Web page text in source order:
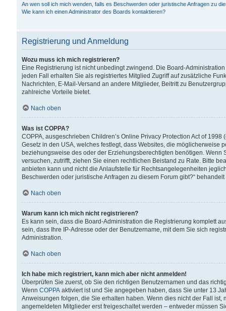
An wen soll ich mich wenden, falls es Beschwerden oder juristische Anfragen zu
Wie kann ich einen Administrator des Boards kontaktieren?
Registrierung und Anmeldung
Wozu muss ich mich registrieren?
Eine Registrierung ist nicht unbedingt zwingend. Die Board-
jeden Fall erhalten Sie als registriertes Mitglied Zugriff auf zusätzliche
Nachrichten, E-Mail-Versand an andere Mitglieder, Beitritt zu
zahlreiche Vorteile bietet.
Nach oben
Was ist COPPA?
COPPA, ausgeschrieben Children’s Online Privacy Protection Act of
Gesetz in den USA, welches festlegt, dass Websites, die
beziehungsweise des oder der Erziehungsberechtigten benötigen.
versuchen, zutrifft, ziehen Sie einen rechtlichen Beistand zu Rate. Bitte
anbieten kann und nicht die Anlaufstelle für Rechtsangelegenheiten
Beschwerden oder juristische Anfragen zu diesem Forum gibt?“
Nach oben
Warum kann ich mich nicht registrieren?
Es kann sein, dass die Board-Administration die Registrierung komplett
sein, dass Ihre IP-Adresse oder der Benutzername, mit dem Sie sich
Administration.
Nach oben
Ich habe mich registriert, kann mich aber nicht anmelden!
Überprüfen Sie zuerst, ob Sie den richtigen Benutzernamen und das
Wenn COPPA aktiviert ist und Sie angegeben haben, dass Sie unter 13
Anweisungen folgen, die Sie erhalten haben. Wenn dies nicht der Fall
angemeldeten Mitglieder erst freigeschaltet werden – entweder müssen